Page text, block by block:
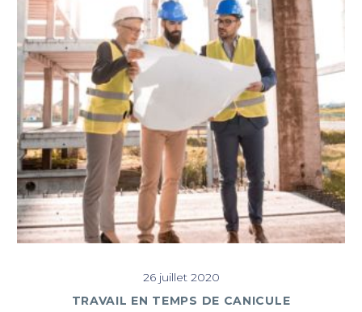
26 juillet 2020
TRAVAIL EN TEMPS DE CANICULE